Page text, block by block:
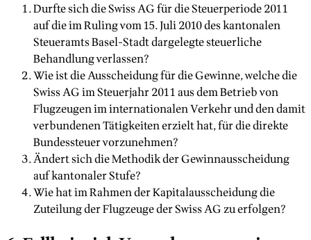
Durfte sich die Swiss AG für die Steuerperiode 2011
auf die im Ruling vom 15. Juli 2010 des kantonalen
Steueramts Basel-Stadt dargelegte steuerliche
Behandlung verlassen?
Wie ist die Ausscheidung für die Gewinne, welche die
Swiss AG im Steuerjahr 2011 aus dem Betrieb von
Flugzeugen im internationalen Verkehr und den damit
verbundenen Tätigkeiten erzielt hat, für die direkte
Bundessteuer vorzunehmen?
Ändert sich die Methodik der Gewinnausscheidung
auf kantonaler Stufe?
Wie hat im Rahmen der Kapitalausscheidung die
Zuteilung der Flugzeuge der Swiss AG zu erfolgen?